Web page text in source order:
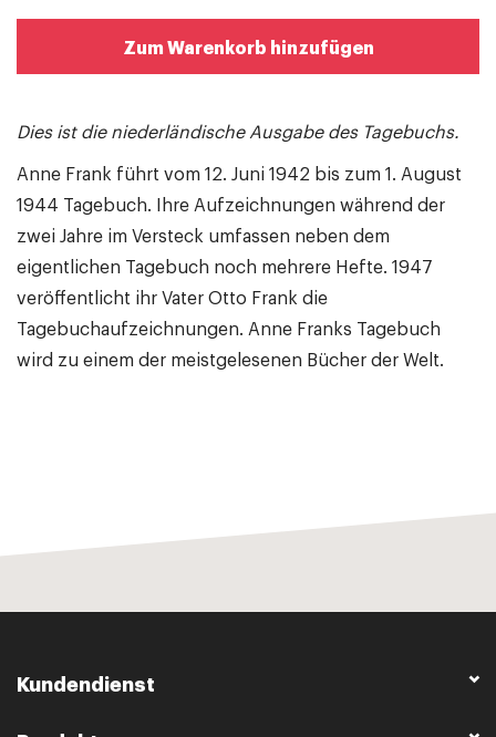
Zum Warenkorb hinzufügen
Dies ist die niederländische Ausgabe des Tagebuchs.
Anne Frank führt vom 12. Juni 1942 bis zum 1. August
1944 Tagebuch. Ihre Aufzeichnungen während der
zwei Jahre im Versteck umfassen neben dem
eigentlichen Tagebuch noch mehrere Hefte. 1947
veröffentlicht ihr Vater Otto Frank die
Tagebuchaufzeichnungen. Anne Franks Tagebuch
wird zu einem der meistgelesenen Bücher der Welt.
Kundendienst